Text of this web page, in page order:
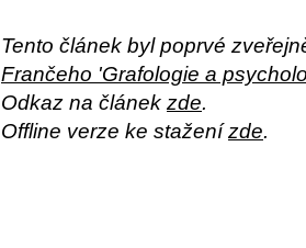
Tento článek byl poprvé
Frančeho 'Grafologie a
Odkaz na článek zde.
Offline verze ke staženízde.